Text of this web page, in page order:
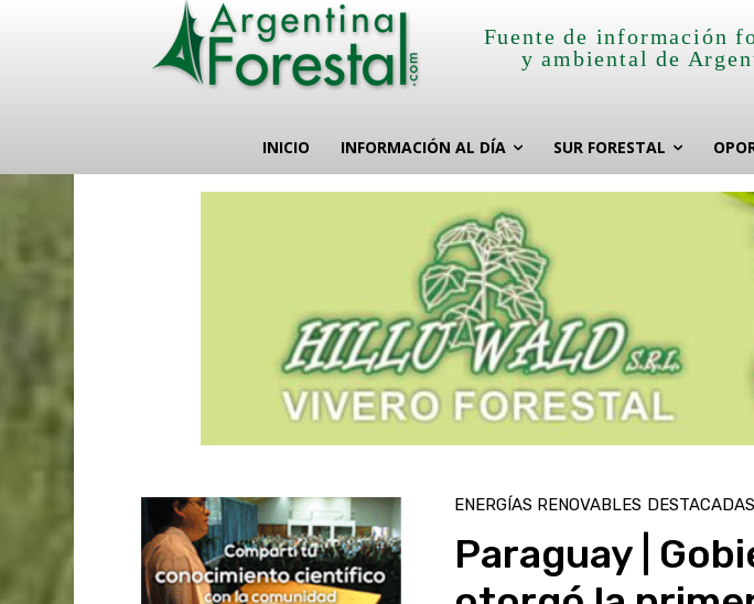
Fuente de información
y ambiental de
INICIO INFORMACIÓN AL DÍA SUR FORESTAL
ENERGÍAS RENOVABLES DESTACADAS
Paraguay |